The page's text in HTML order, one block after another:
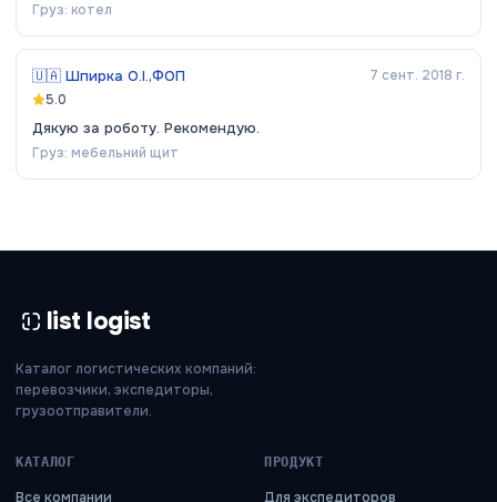
Груз: котел
🇺🇦 Шпирка О.І.,ФОП
7 сент. 2018 г.
5.0
Дякую за роботу. Рекомендую.
Груз: мебельний щит
list logist
Каталог логистических компаний:
перевозчики, экспедиторы,
грузоотправители.
КАТАЛОГ
Все компании
ПРОДУКТ
Для экспедиторов